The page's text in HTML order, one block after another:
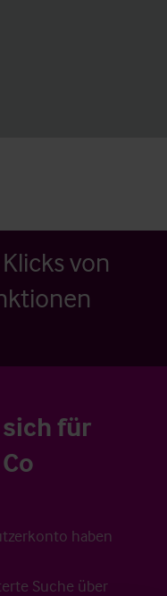
von
für
haben
Suche über